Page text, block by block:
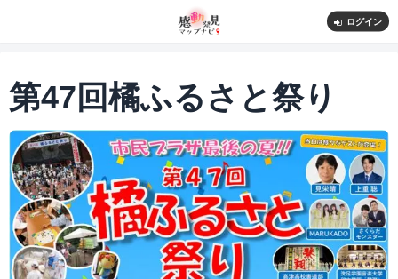
ログイン
第47回橘ふるさと祭り